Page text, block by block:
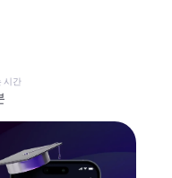
시간